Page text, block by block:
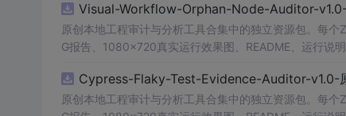
Visual-Workflow-Orphan-Node-Auditor-
原创本地工程审计与分析工具合集中的独立资源包。每
G报告、1080×720真实运行效果图、README、运行说
源码、Logo、官方截图、论文、生产日志或其他受限素
Cypress-Flaky-Test-Evidence-Auditor-v1.0-
原创本地工程审计与分析工具合集中的独立资源包。每